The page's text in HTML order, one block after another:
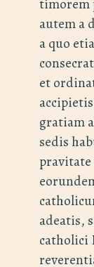
timorem
autem a
a quo
et
gratiam
sedis
adeatis,
catholici